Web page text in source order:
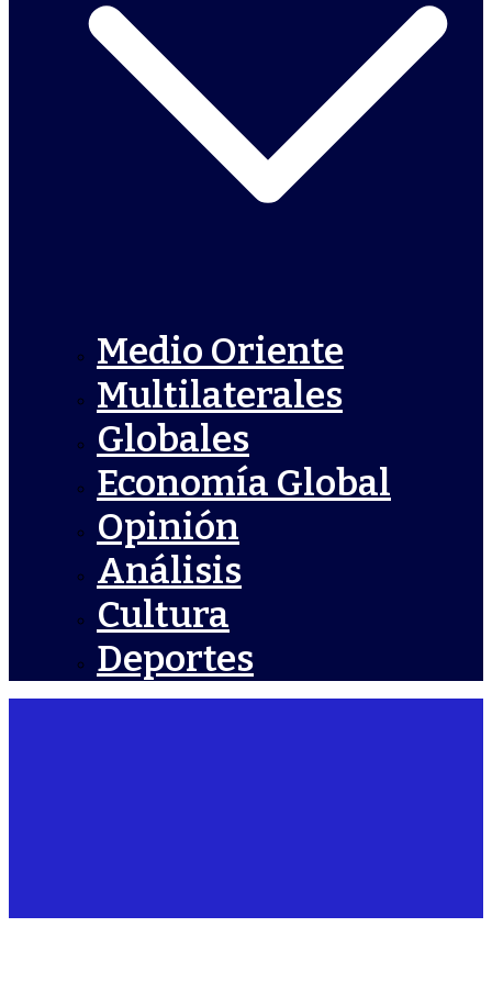
Medio Oriente
Multilaterales
Globales
Economía Global
Opinión
Análisis
Cultura
Deportes